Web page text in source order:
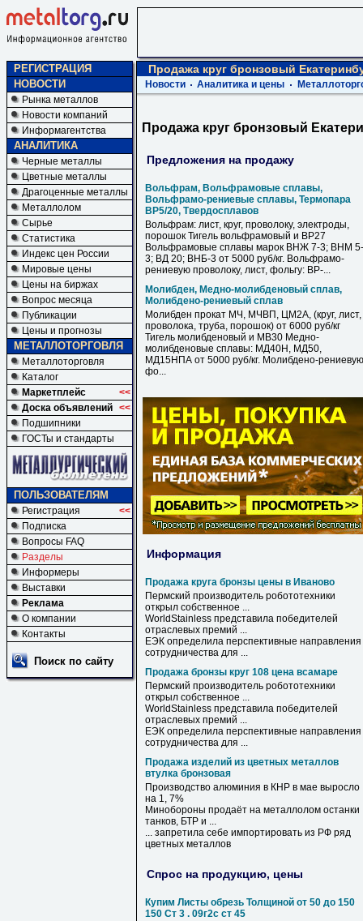
РЕГИСТРАЦИЯ
НОВОСТИ
Рынка металлов
Новости компаний
Информагентства
АНАЛИТИКА
Черные металлы
Цветные металлы
Драгоценные металлы
Металлолом
Сырье
Статистика
Индекс цен России
Мировые цены
Цены на биржах
Вопрос месяца
Публикации
Цены и прогнозы
МЕТАЛЛОТОРГОВЛЯ
Металлоторговля
Каталог
Маркетплейс
<<
Доска объявлений <<
Подшипники
ГОСТы и стандарты
ПОЛЬЗОВАТЕЛЯМ
Регистрация
<<
Подписка
Вопросы FAQ
Разделы
Информеры
Выставки
Реклама
О компании
Контакты
Поиск по сайту
Продажа круг бронзовый
Новости Аналитика и цены
Продажа круг бронзовый
Предложения на продажу
Вольфрам, Вольфрамовые сплавы,
Вольфрамо-рениевые сплавы, Термопара
ВР5/20, Твердосплавов
Вольфрам: лист, круг, проволоку, электроды,
порошок Тигель вольфрамовый и ВР27
Вольфрамовые сплавы марок ВНЖ 7-3; ВНМ 5-
3; ВД 20; ВНБ-3 от 5000 руб/кг. Вольфрамо-
рениевую проволоку, лист, фольгу: ВР-...
Молибден, Медно-молибденовый сплав,
Молибдено-рениевый сплав
Молибден прокат МЧ, МЧВП, ЦМ2А, (круг, лист,
проволока, труба, порошок) от 6000 руб/кг
Тигель молибденовый и МВ30 Медно-
молибденовые сплавы: МД40Н, МД50,
МД15НПА от 5000 руб/кг. Молибдено-рениевую
фо...
Информация
Продажа круга бронзы цены в Иваново
Пермский производитель робототехники
открыл собственное ...
WorldStainless представила победителей
отраслевых премий ...
ЕЭК определила перспективные направления
сотрудничества для ...
Продажа бронзы круг 108 цена всамаре
Пермский производитель робототехники
открыл собственное ...
WorldStainless представила победителей
отраслевых премий ...
ЕЭК определила перспективные направления
сотрудничества для ...
Продажа изделий из цветных металлов
втулка бронзовая
Производство алюминия в КНР в мае выросло
на 1, 7%
Минобороны продаёт на металлолом останки
танков, БТР и ...
... запретила себе импортировать из РФ ряд
цветных металлов
Спрос на продукцию, цены
Купим Листы обрезь Толщиной от 50 до 150
150 Ст 3 . 09г2с ст 45